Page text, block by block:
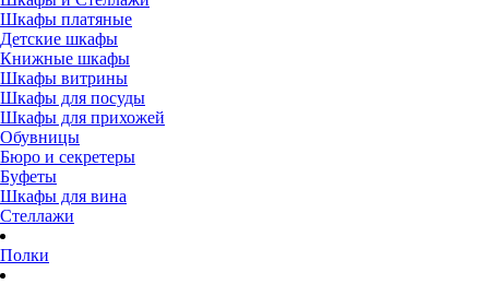
Шкафы платяные
Детские шкафы
Книжные шкафы
Шкафы витрины
Шкафы для посуды
Шкафы для прихожей
Обувницы
Бюро и секретеры
Буфеты
Шкафы для вина
Стеллажи
Полки